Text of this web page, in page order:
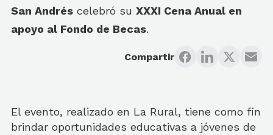
San Andrés celebró su XXXI Cena Anual en
apoyo al Fondo de Becas.
Compartir
El evento, realizado en La Rural, tiene como fin
brindar oportunidades educativas a jóvenes de